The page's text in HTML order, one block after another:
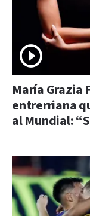
María Grazia
entrerriana
al Mundial: